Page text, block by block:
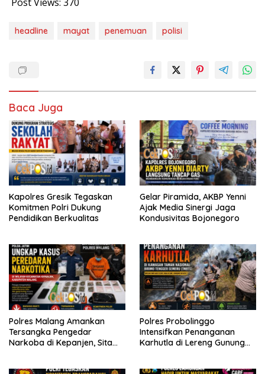
headline mayat penemuan polisi
Baca Juga
Kapolres Gresik Tegaskan
Komitmen Polri Dukung
Pendidikan Berkualitas
Gelar Piramida, AKBP Yenni
Ajak Media Sinergi Jaga
Kondusivitas Bojonegoro
Polres Malang Amankan
Tersangka Pengedar
Narkoba di Kepanjen, Sita
Polres Probolinggo
Intensifkan Penanganan
Karhutla di Lereng Gunung